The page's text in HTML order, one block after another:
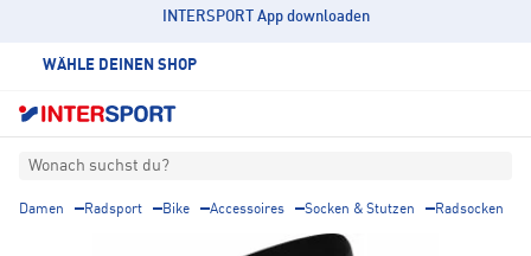
INTERSPORT App downloaden
WÄHLE DEINEN SHOP
Wonach suchst du?
Damen Radsport Bike Accessoires Socken & Stutzen Radsocken